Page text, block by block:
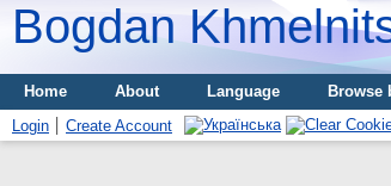
Bogdan
Home About Language Browse
Login
Create Account